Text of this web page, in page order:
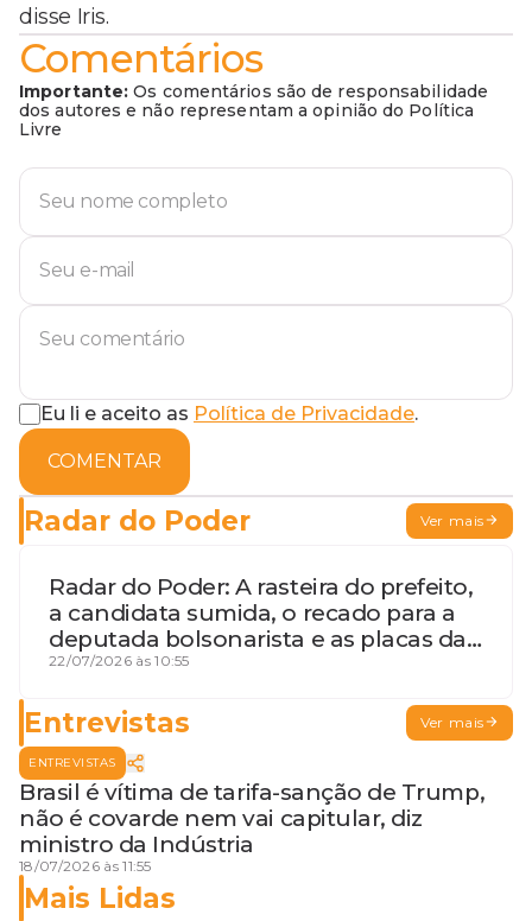
disse Iris.
Comentários
Importante: Os comentários são de responsabilidade
dos autores e não representam a opinião do Política
Livre
Eu li e aceito as Política de Privacidade.
COMENTAR
Radar do Poder Ver mais
Radar do Poder: A rasteira do prefeito,
a candidata sumida, o recado para a
deputada bolsonarista e as placas da
discórdia
22/07/2026 às 10:55
Entrevistas Ver mais
ENTREVISTAS
Brasil é vítima de tarifa-sanção de Trump,
não é covarde nem vai capitular, diz
ministro da Indústria
18/07/2026 às 11:55
Mais Lidas